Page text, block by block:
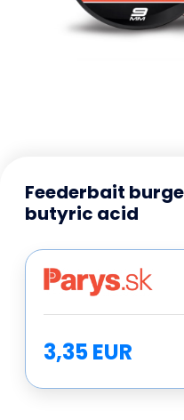
Feederbait
butyric acid
3,35 EUR